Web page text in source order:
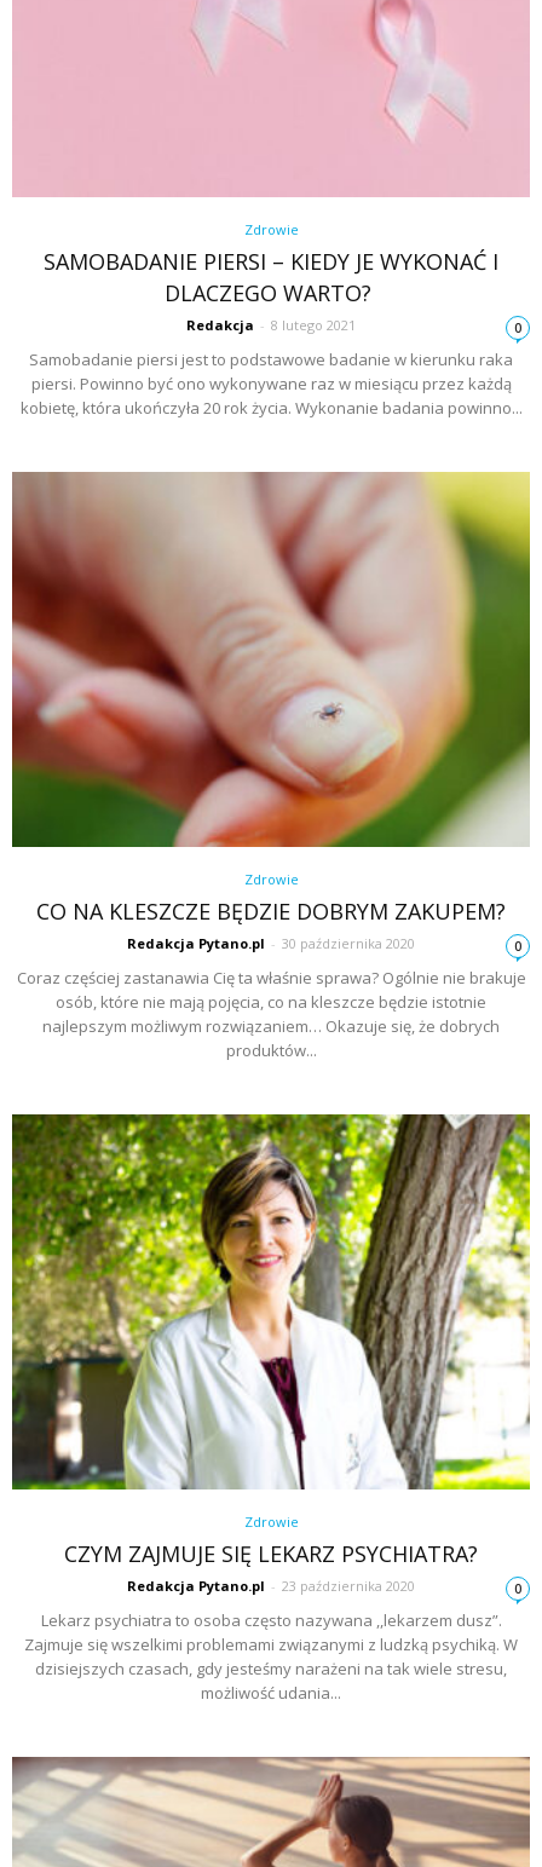
Zdrowie
SAMOBADANIE PIERSI – KIEDY JE WYKONAĆ I
DLACZEGO WARTO?
Redakcja - 8 lutego 2021 0
Samobadanie piersi jest to podstawowe badanie w kierunku raka
piersi. Powinno być ono wykonywane raz w miesiącu przez każdą
kobietę, która ukończyła 20 rok życia. Wykonanie badania powinno...
Zdrowie
CO NA KLESZCZE BĘDZIE DOBRYM ZAKUPEM?
Redakcja Pytano.pl - 30 października 2020 0
Coraz częściej zastanawia Cię ta właśnie sprawa? Ogólnie nie brakuje
osób, które nie mają pojęcia, co na kleszcze będzie istotnie
najlepszym możliwym rozwiązaniem… Okazuje się, że dobrych
produktów...
Zdrowie
CZYM ZAJMUJE SIĘ LEKARZ PSYCHIATRA?
Redakcja Pytano.pl - 23 października 2020 0
Lekarz psychiatra to osoba często nazywana ,,lekarzem dusz”.
Zajmuje się wszelkimi problemami związanymi z ludzką psychiką. W
dzisiejszych czasach, gdy jesteśmy narażeni na tak wiele stresu,
możliwość udania...